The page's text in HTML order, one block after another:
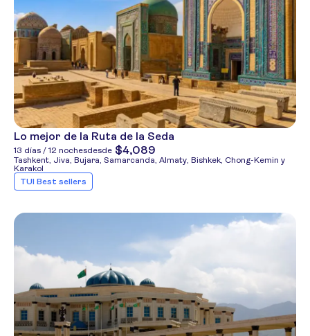
Lo mejor de la Ruta de la Seda
13 días / 12 nochesdesde $4,089
Tashkent, Jiva, Bujara, Samarcanda, Almaty, Bishkek, Chong-Kemin y
Karakol
TUI Best sellers